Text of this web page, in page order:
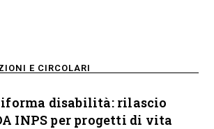
E CIRCOLARI
disabilità: rilascio
INPS per progetti di vita